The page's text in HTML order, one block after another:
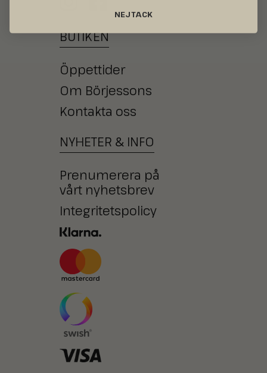
BUTIKEN
Öppettider
Om Börjessons
Kontakta oss
NYHETER & INFO
Prenumerera på
vårt nyhetsbrev
Integritetspolicy
NEJ TACK